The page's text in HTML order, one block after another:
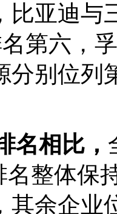
比亚迪与
第六，
分别位列
名相比，
名整体保
其余企业